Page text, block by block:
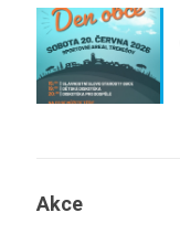
Akce